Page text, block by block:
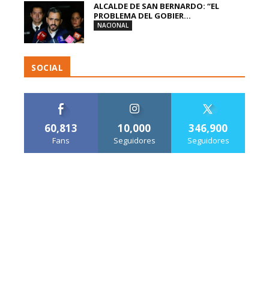
ALCALDE DE SAN BERNARDO: “EL
PROBLEMA DEL GOBIER...
NACIONAL
SOCIAL
60,813
Fans
10,000
Seguidores
346,900
Seguidores